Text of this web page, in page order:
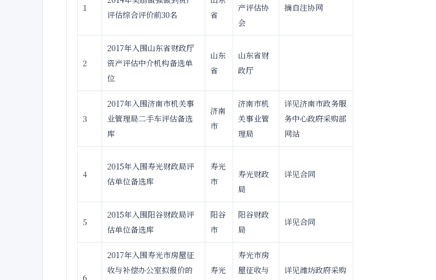
1
评估综合评价前30名
省
产评估协
会
摘自注协网
2
2017年入围山东省财政厅
资产评估中介机构备选单
位
山东
省
山东省财
政厅
3
2017年入围济南市机关事
业管理局二手车评估备选
库
济南
市
济南市机
关事业管
理局
详见济南市政务服
务中心政府采购部
网站
4
2015年入围寿光财政局评
估单位备选库
寿光
市
寿光财政
局
详见合同
5
2015年入围阳谷财政局评
估单位备选库
阳谷
市
阳谷财政
局
详见合同
6
2017年入围寿光市房屋征
收与补偿办公室拟报价的
寿光
寿光市房
屋征收与
详见潍坊政府采购